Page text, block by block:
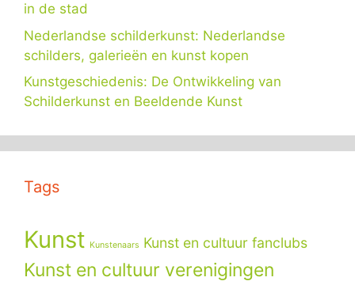
in de stad
Nederlandse schilderkunst: Nederlandse
schilders, galerieën en kunst kopen
Kunstgeschiedenis: De Ontwikkeling van
Schilderkunst en Beeldende Kunst
Tags
Kunst Kunstenaars Kunst en cultuur fanclubs
Kunst en cultuur verenigingen